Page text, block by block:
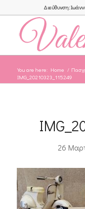
Διεύθυνση:
You are here: Home /
IMG_20210323_115249
26